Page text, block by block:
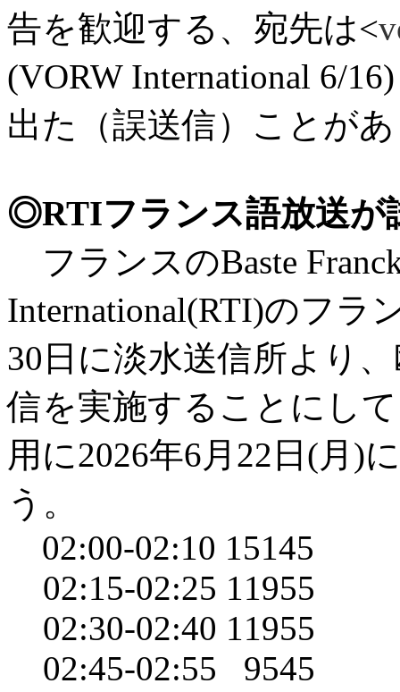
告を歓迎する、宛先は<
(VORW International 6/
出た（誤送信）ことが
◎RTIフランス語放送
フランスのBaste
International(RTI)のフラ
30日に淡水送信所より
信を実施することにし
用に2026年6月22日(月)
う。
02:00-02:10 15145
02:15-02:25 11955
02:30-02:40 11955
02:45-02:55 9545